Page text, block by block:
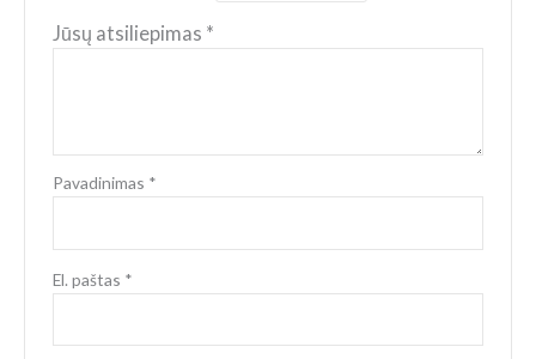
Jūsų atsiliepimas *
Pavadinimas *
El. paštas *